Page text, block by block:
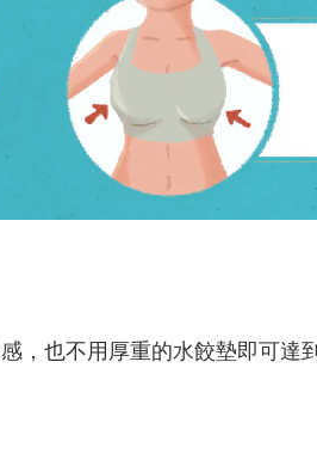
，也不用厚重的水餃墊即可達